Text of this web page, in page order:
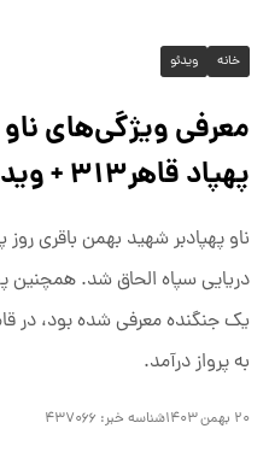
خانه ویدئو
معرفی ویژگی‌های ناو
پهپاد قاهر۳۱۳ + ویدئو
ناو پهپادبر شهید بهمن باقری
یک جنگنده معرفی شده بود،‌ در
به پرواز درآمد.
۲۰ بهمن ۱۴۰۳ شناسه خبر: ۴۳۷۰۶۶